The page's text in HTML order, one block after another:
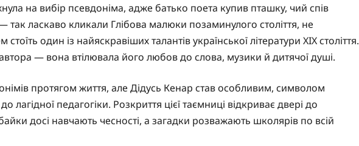
на вибір псевдоніма, адже батько поета купив пташку, чий спів
— так ласкаво кликали Глібова малюки позаминулого століття, не
один із найяскравіших талантів української літератури XIX століття.
— вона втілювала його любов до слова, музики й дитячої душі.
протягом життя, але Дідусь Кенар став особливим, символом
лагідної педагогіки. Розкриття цієї таємниці відкриває двері до
досі навчають чесності, а загадки розважають школярів по всій